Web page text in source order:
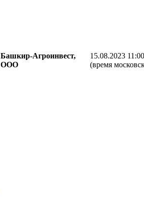
Башкир-Агроинвест,
ООО
15.08.2023
(время